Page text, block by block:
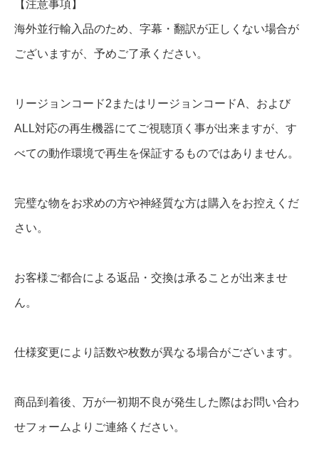
【注意事項】
海外並行輸入品のため、字幕・翻訳が正しくない場合が
ございますが、予めご了承ください。
リージョンコード2またはリージョンコードA、および
ALL対応の再生機器にてご視聴頂く事が出来ますが、す
べての動作環境で再生を保証するものではありません。
完璧な物をお求めの方や神経質な方は購入をお控えくだ
さい。
お客様ご都合による返品・交換は承ることが出来ませ
ん。
仕様変更により話数や枚数が異なる場合がございます。
商品到着後、万が一初期不良が発生した際はお問い合わ
せフォームよりご連絡ください。